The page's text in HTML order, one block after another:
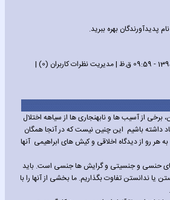
پدیدآورندگان بهره ببرید.
برخی از آسیب ها و نابهنجاری ها از سیاهه اختلال
داشته باشیم این چنین نیست که در آنجا همگان
هر رو از دیدگاه اخلاقی و کیش های ابراهیمی آنها
حنسی و جنسیتی و گرایش ها جنسی است. باید
یا ندانستن تفاوت بگذاریم. ما بخشی از آنها را با